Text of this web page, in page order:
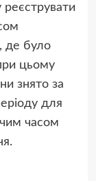
де було
цьому
знято за
для
часом